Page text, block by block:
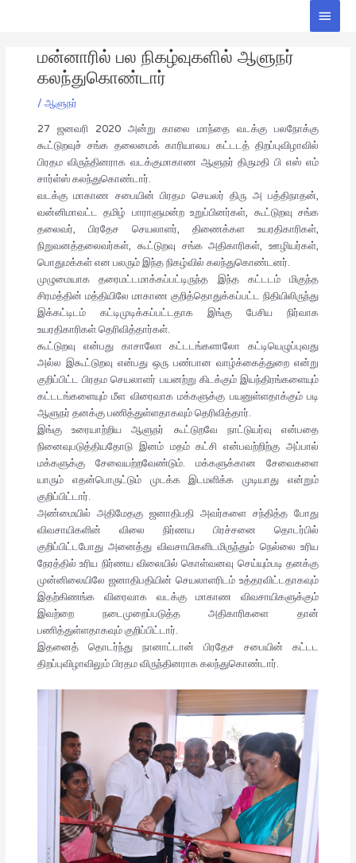
Main
மன்னாரில் பல நிகழ்வுகளில் ஆளுநர்
கலந்துகொண்டார்
/ ஆளுநர்
27 ஜனவரி 2020 அன்று காலை மாந்தை வடக்கு பலநோக்கு
கூட்டுறவுச் சங்க தலைமைக் காரியாலய கட்டடத் திறப்புவிழாவில்
பிரதம விருந்தினராக வடக்குமாகாண ஆளுநர் திருமதி பி எஸ் எம்
சார்ள்ஸ் கலந்துகொண்டார்.
வடக்கு மாகாண சபையின் பிரதம செயலர் திரு அ பத்திநாதன்,
வன்னிமாவட்ட தமிழ் பாராளுமன்ற உறுப்பினர்கள், கூட்டுறவு சங்க
தலைவர், பிரதேச செயலாளர், திணைக்கள உயரதிகாரிகள்,
நிறுவனத்தலைவர்கள், கூட்டுறவு சங்க அதிகாரிகள், ஊழியர்கள்,
பொதுமக்கள் என பலரும் இந்த நிகழ்வில் கலந்துகொண்டனர்.
முழுமையாக தரைமட்டமாக்கப்பட்டிருந்த இந்த கட்டடம் மிகுந்த
சிரமத்தின் மத்தியிலே மாகாண குறித்தொதுக்கப்பட்ட நிதியிலிருந்து
இக்கட்டிடம் கட்டிமுடிக்கப்பட்டதாக இங்கு பேசிய நிர்வாக
உயரதிகாரிகள் தெரிவித்தார்கள்.
கூட்டுறவு என்பது காசாலோ கட்டடங்களாலோ கட்டியெழுப்புவது
அல்ல இகூட்டுறவு என்பது ஒரு பண்பான வாழ்க்கைத்துறை என்று
குறிப்பிட்ட பிரதம செயலாளர் பயனற்று கிடக்கும் இயந்திரங்களையும்
கட்டடங்களையும் மீள விரைவாக மக்களுக்கு பயனுள்ளதாக்கும் படி
ஆளுநர் தனக்கு பணித்துள்ளதாகவும் தெரிவித்தார்.
இங்கு உரையாற்றிய ஆளுநர் கூட்டுறவே நாட்டுயர்வு என்பதை
நினைவுபடுத்தியதோடு இனம் மதம் கட்சி என்பவற்றிற்கு அப்பால்
மக்களுக்கு சேவையற்றவேண்டும். மக்களுக்கான சேவைகளை
யாரும் எதன்பொருட்டும் முடக்க இடமளிக்க முடியாது என்றும்
குறிப்பிட்டார்.
அண்மையில் அதிமேதகு ஜனாதிபதி அவர்களை சந்தித்த போது
விவசாயிகளின் விலை நிர்ணய பிரச்சனை தொடர்பில்
குறிப்பிட்டபோது அனைத்து விவசாயிகளிடமிருந்தும் நெல்லை உரிய
நேரத்தில் உரிய நிர்ணய விலையில் கொள்வனவு செய்யும்படி தனக்கு
முன்னிலையிலே ஜனாதிபதியின் செயலாளரிடம் உத்தரவிட்டதாகவும்
இதற்கிணங்க விரைவாக வடக்கு மாகாண விவசாயிகளுக்கும்
இவற்றை நடைமுறைப்படுத்த அதிகாரிகளை தான்
பணித்துள்ளதாகவும் குறிப்பிட்டார்.
இதனைத் தொடர்ந்து நானாட்டான் பிரதேச சபையின் கட்டட
திறப்புவிழாவிலும் பிரதம விருந்தினராக கலந்துகொண்டார்.
navigation